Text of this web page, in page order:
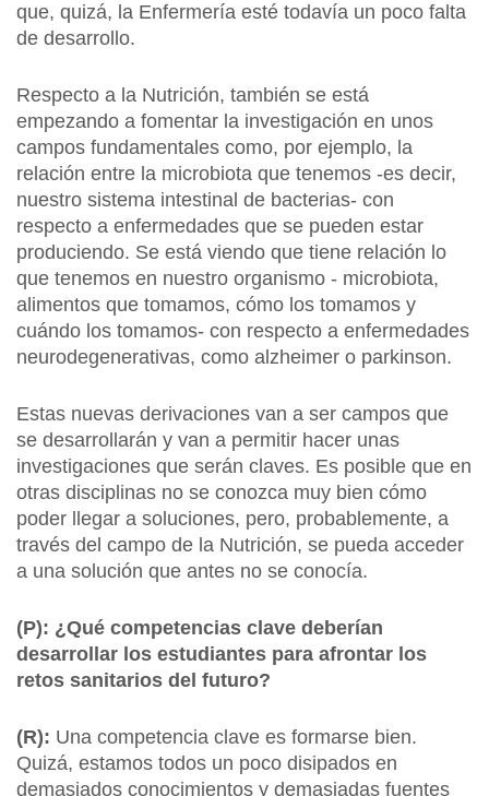
que, quizá, la Enfermería esté todavía un poco falta
de desarrollo.
Respecto a la Nutrición, también se está
empezando a fomentar la investigación en unos
campos fundamentales como, por ejemplo, la
relación entre la microbiota que tenemos -es decir,
nuestro sistema intestinal de bacterias- con
respecto a enfermedades que se pueden estar
produciendo. Se está viendo que tiene relación lo
que tenemos en nuestro organismo - microbiota,
alimentos que tomamos, cómo los tomamos y
cuándo los tomamos- con respecto a enfermedades
neurodegenerativas, como alzheimer o parkinson.
Estas nuevas derivaciones van a ser campos que
se desarrollarán y van a permitir hacer unas
investigaciones que serán claves. Es posible que en
otras disciplinas no se conozca muy bien cómo
poder llegar a soluciones, pero, probablemente, a
través del campo de la Nutrición, se pueda acceder
a una solución que antes no se conocía.
(P): ¿Qué competencias clave deberían
desarrollar los estudiantes para afrontar los
retos sanitarios del futuro?
(R): Una competencia clave es formarse bien.
Quizá, estamos todos un poco disipados en
demasiados conocimientos y demasiadas fuentes